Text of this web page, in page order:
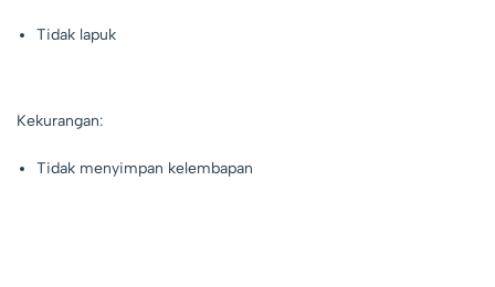
Tidak lapuk
Kekurangan:
Tidak menyimpan kelembapan